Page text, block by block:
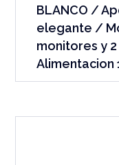
BLANCO /
elegante /
monitores y
Alimentacion